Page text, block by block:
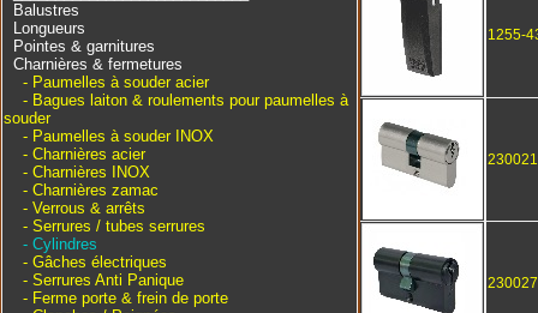
Balustres
Longueurs
Pointes & garnitures
Charnières & fermetures
- Paumelles à souder acier
- Bagues laiton & roulements pour paumelles à
souder
- Paumelles à souder INOX
- Charnières acier
- Charnières INOX
- Charnières zamac
- Verrous & arrêts
- Serrures / tubes serrures
- Cylindres
- Gâches électriques
- Serrures Anti Panique
- Ferme porte & frein de porte
1255-